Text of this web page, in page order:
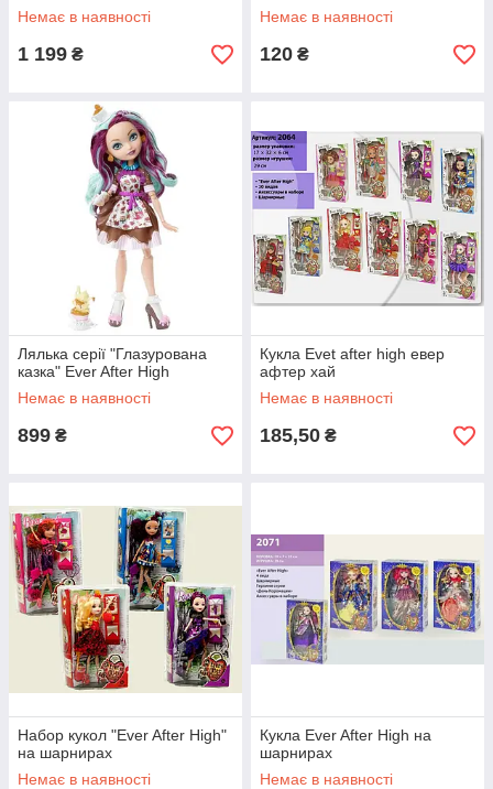
Немає в наявності
1 199 ₴
Немає в наявності
120 ₴
Лялька серії "Глазурована
казка" Ever After High
Немає в наявності
899 ₴
Кукла Evet after high евер
афтер хай
Немає в наявності
185,50 ₴
Набор кукол "Ever After High"
на шарнирах
Немає в наявності
Кукла Ever After High на
шарнирах
Немає в наявності